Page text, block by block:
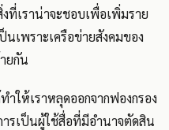
ที่เราน่าจะชอบเพื่อเพิ่มราย
เพราะเครือข่ายสังคมของ
ยกัน
ให้เราหลุดออกจากฟองกรอง
รเป็นผู้ใช้สื่อที่มีอำนาจตัดสิน